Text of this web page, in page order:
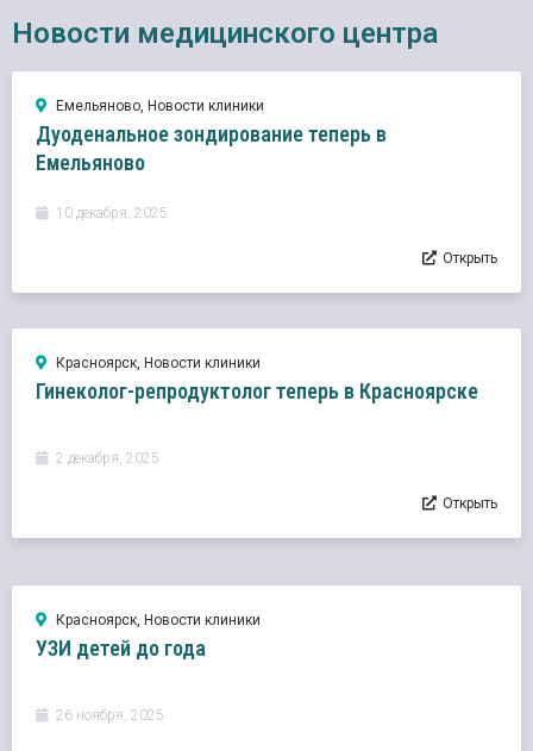
Новости медицинского центра
Емельяново Новости клиники
Дуоденальное зондирование теперь в
Емельяново
10 декабря, 2025
Открыть
Красноярск Новости клиники
Гинеколог-репродуктолог теперь в Красноярске
2 декабря, 2025
Открыть
Красноярск Новости клиники
УЗИ детей до года
26 ноября, 2025